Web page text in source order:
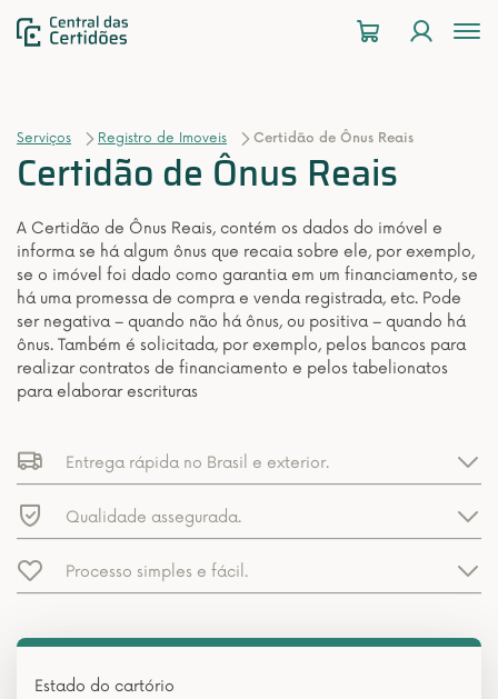
Serviços Registro de Imoveis Certidão de Ônus Reais
Certidão de Ônus Reais
A Certidão de Ônus Reais, contém os dados do imóvel e
informa se há algum ônus que recaia sobre ele, por exemplo,
se o imóvel foi dado como garantia em um financiamento, se
há uma promessa de compra e venda registrada, etc. Pode
ser negativa – quando não há ônus, ou positiva – quando há
ônus. Também é solicitada, por exemplo, pelos bancos para
realizar contratos de financiamento e pelos tabelionatos
para elaborar escrituras
Entrega rápida no Brasil e exterior.
Qualidade assegurada.
Processo simples e fácil.
Estado do cartório